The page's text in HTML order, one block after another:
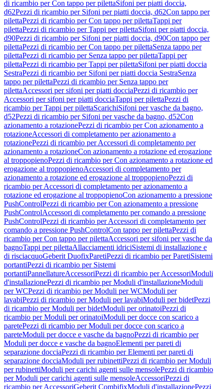
di ricambio per Con tappo per pilettaSifoni per piatti doccia,
d62Pezzi di ricambio per Sifoni per piatti doccia, d62Con tappo per
pilettaPezzi di ricambio per Con tappo per pilettaTappi per
pilettaPezzi di ricambio per Tappi per pilettaSifoni per piatti doccia,
d90Pezzi di ricambio per Sifoni per piatti doccia, d90Con tappo per
pilettaPezzi di ricambio per Con tappo per pilettaSenza tappo per
pilettaPezzi di ricambio per Senza tappo per pilettaTappi per
pilettaPezzi di ricambio per Tappi per pilettaSifoni per piatti doccia
SestraPezzi di ricambio per Sifoni per piatti doccia SestraSenza
tappo per pilettaPezzi di ricambio per Senza tappo per
pilettaAccessori per sifoni per piatti docciaPezzi di ricambio per
Accessori per sifoni per piatti docciaTappi per pilettaPezzi di
ricambio per Tappi per pilettaScarichiSifoni per vasche da bagno,
d52Pezzi di ricambio per Sifoni per vasche da bagno, d52Con
azionamento a rotazionePezzi di ricambio per Con azionamento a
rotazioneAccessori di completamento per azionamento a
rotazionePezzi di ricambio per Accessori di completamento per
azionamento a rotazioneCon azionamento a rotazione ed erogazione
al troppopienoPezzi di ricambio per Con azionamento a rotazione ed
erogazione al troppopienoAccessori di completamento per
azionamento a rotazione ed erogazione al troppopienoPezzi di
ricambio per Accessori di completamento per azionamento a
rotazione ed erogazione al troppopienoCon azionamento a pressione
PushControlPezzi di ricambio per Con azionamento a pressione
PushControlAccessori di completamento per comando a pressione
PushControlPezzi di ricambio per Accessori di completamento per
comando a pressione PushControlCon tappo per pilettaPezzi di
ricambio per Con tappo per pilettaAccessori per sifoni per vasche da
bagnoTappi per pilettaAllacciamenti idriciSistemi di installazione e
di risciacquoGeberit DuofixParetiPezzi di ricambio per ParetiSistemi
portantiPezzi di ricambio per Sistemi
portantiPannellatureAccessoriPezzi di ricambio per AccessoriModuli
d'installazionePezzi di ricambio per Moduli d'installazioneModuli
per WCPezzi di ricambio per Moduli per WCModuli per
lavabiPezzi di ricambio per Moduli per lavabiModuli per bidetPezzi
di ricambio per Moduli per bidetModuli per orinatoiPezzi di
ricambio per Moduli per orinatoiModuli per docce con scarico a
paretePezzi di ricambio per Moduli per docce con scarico a
pareteModuli per docce e vasche da bagnoPezzi di ricambio per
Moduli per docce e vasche da bagnoElementi per pareti di
separazione docciaPezzi di ricambio per Elementi per pareti di
separazione docciaModuli per rubinettiPezzi di ricambio per Moduli
per rubinettiModuli per carichi agenti sulle mensolePezzi di ricambio
per Moduli per carichi agenti sulle mensoleAccessoriPezzi di
ricambio per AccessoriGeberit CombifixModuli d'installazionePezzi